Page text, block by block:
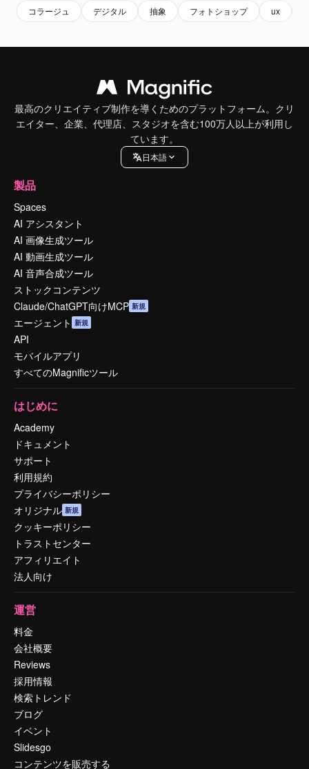
コラージュ デジタル 抽象 フォトショップ ux
最高のクリエイティブ制作を導くためのプラットフォーム。クリ
エイター、企業、代理店、スタジオを含む100万人以上が利用し
ています。
日本語
製品
Spaces
AI アシスタント
AI 画像生成ツール
AI 動画生成ツール
AI 音声合成ツール
ストックコンテンツ
Claude/ChatGPT向けMCP 新規
エージェント 新規
API
モバイルアプリ
すべてのMagnificツール
はじめに
Academy
ドキュメント
サポート
利用規約
プライバシーポリシー
オリジナル 新規
クッキーポリシー
トラストセンター
アフィリエイト
法人向け
運営
料金
会社概要
Reviews
採用情報
検索トレンド
ブログ
イベント
Slidesgo
コンテンツを販売する